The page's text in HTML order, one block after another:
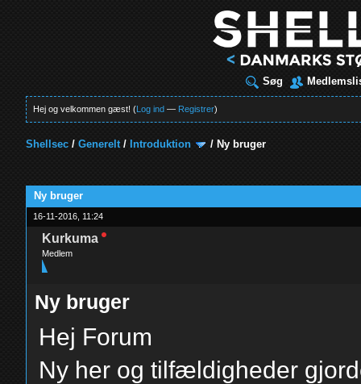
Søg
Hej og velkommen gæst! (Log ind — Registrer)
Shellsec /Generelt/ Introduktion / Ny bruger
Ny bruger
16-11-2016, 11:24
Kurkuma
Medlem
Ny bruger
Hej Forum
Ny her og tilfældigheder